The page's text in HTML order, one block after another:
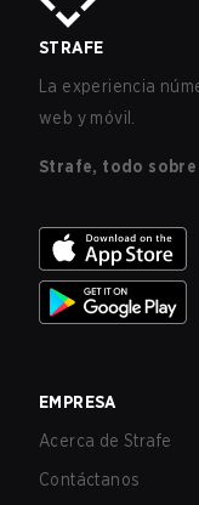
STRAFE
La experiencia
web y móvil.
Strafe, todo
EMPRESA
Acerca de Strafe
Contáctanos